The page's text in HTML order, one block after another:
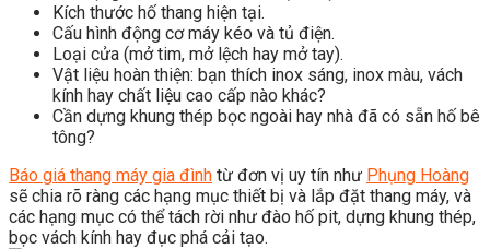
Kích thước hố thang hiện tại.
Cấu hình động cơ máy kéo và tủ điện.
Loại cửa (mở tim, mở lệch hay mở tay).
Vật liệu hoàn thiện: bạn thích inox sáng, inox màu, vách
kính hay chất liệu cao cấp nào khác?
Cần dựng khung thép bọc ngoài hay nhà đã có sẵn hố bê
tông?
Báo giá thang máy gia đình từ đơn vị uy tín như Phụng Hoàng
sẽ chia rõ ràng các hạng mục thiết bị và lắp đặt thang máy, và
các hạng mục có thể tách rời như đào hố pit, dựng khung thép,
bọc vách kính hay đục phá cải tạo.